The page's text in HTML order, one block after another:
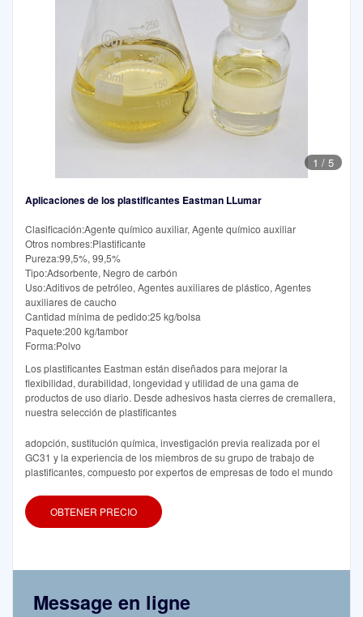
1 / 5
Aplicaciones de los plastificantes Eastman LLumar
Clasificación:Agente químico auxiliar, Agente químico auxiliar
Otros nombres:Plastificante
Pureza:99,5%, 99,5%
Tipo:Adsorbente, Negro de carbón
Uso:Aditivos de petróleo, Agentes auxiliares de plástico, Agentes
auxiliares de caucho
Cantidad mínima de pedido:25 kg/bolsa
Paquete:200 kg/tambor
Forma:Polvo
Los plastificantes Eastman están diseñados para mejorar la
flexibilidad, durabilidad, longevidad y utilidad de una gama de
productos de uso diario. Desde adhesivos hasta cierres de cremallera,
nuestra selección de plastificantes
adopción, sustitución química, investigación previa realizada por el
GC31 y la experiencia de los miembros de su grupo de trabajo de
plastificantes, compuesto por expertos de empresas de todo el mundo
OBTENER PRECIO
Message en ligne